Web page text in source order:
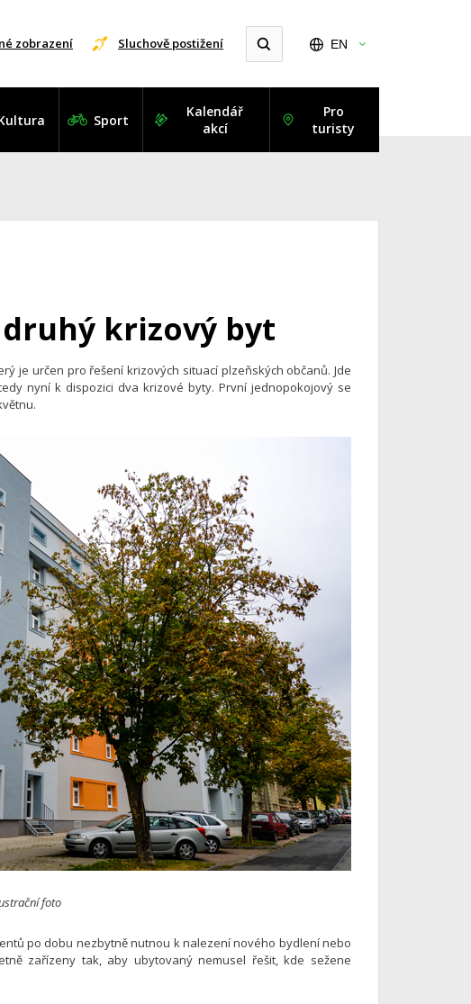
zobrazení Sluchově postižení EN
Sport
Kalendář
akcí
Pro
turisty
krizový byt
je určen pro řešení krizových situací plzeňských občanů. Jde
nyní k dispozici dva krizové byty. První jednopokojový se
foto
po dobu nezbytně nutnou k nalezení nového bydlení nebo
zařízeny tak, aby ubytovaný nemusel řešit, kde sežene